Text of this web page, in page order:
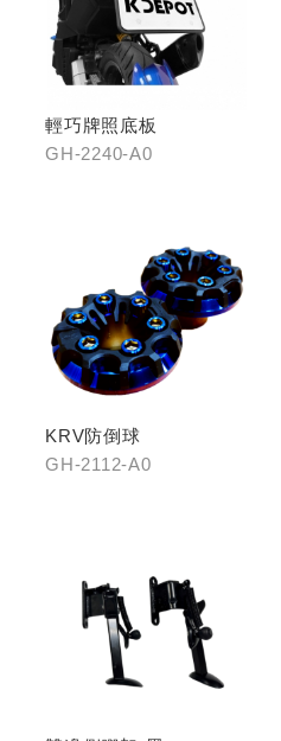
輕巧牌照底板
GH-2240-A0
KRV防倒球
GH-2112-A0